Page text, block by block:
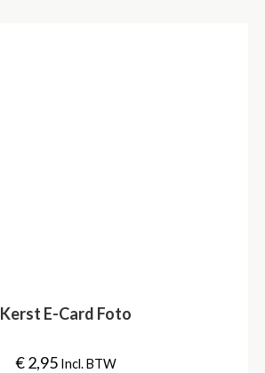
Kerst E-Card Foto
€2,95 Incl. BTW